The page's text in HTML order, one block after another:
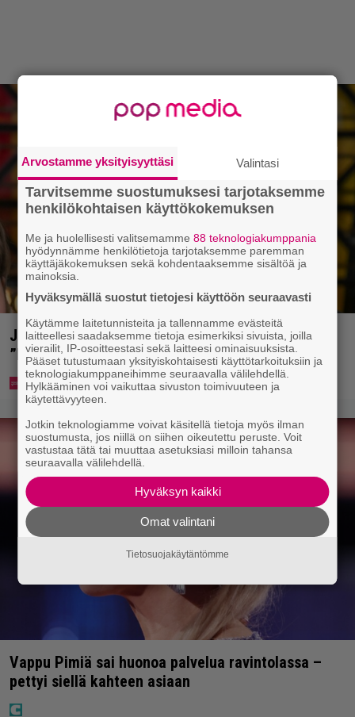
Jani Sievinen kokosi lapsikatraansa yhteen –
”Minun suurin perintöni heille”
Vappu Pimiä sai huonoa palvelua ravintolassa –
pettyi siellä kahteen asiaan
Arvostamme yksityisyyttäsi Valintasi
Tarvitsemme suostumuksesi tarjotaksemme
henkilökohtaisen käyttökokemuksen
Me ja huolellisesti valitsemamme88 teknologiakumppania
hyödynnämme henkilötietoja tarjotaksemme paremman
käyttäjäkokemuksen sekä kohdentaaksemme sisältöä ja
mainoksia.
Hyväksymällä suostut tietojesi käyttöön seuraavasti
Käytämme laitetunnisteita ja tallennamme evästeitä
laitteellesi saadaksemme tietoja esimerkiksi sivuista, joilla
vierailit, IP-osoitteestasi sekä laitteesi ominaisuuksista.
Pääset tutustumaan yksityiskohtaisesti käyttötarkoituksiin ja
teknologiakumppaneihimme seuraavalla välilehdellä.
Hylkääminen voi vaikuttaa sivuston toimivuuteen ja
käytettävyyteen.
Jotkin teknologiamme voivat käsitellä tietoja myös ilman
suostumusta, jos niillä on siihen oikeutettu peruste. Voit
vastustaa tätä tai muuttaa asetuksiasi milloin tahansa
seuraavalla välilehdellä.
Hyväksyn kaikki
Omat valintani
Tietosuojakäytäntömme